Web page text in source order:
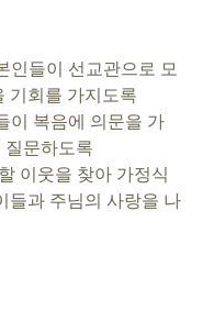
인들이 선교관으로 모
기회를 가지도록
이 복음에 의문을 가
질문하도록
이웃을 찾아 가정식
들과 주님의 사랑을 나